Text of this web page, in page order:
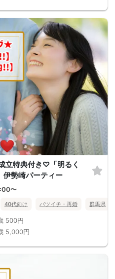
立特典付き♡「明るく
勢崎パーティー
〜
40代向け バツイチ・再婚 群馬県
500円
5,000円